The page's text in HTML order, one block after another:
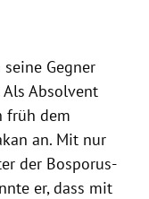
seine Gegner
Absolvent
früh dem
an. Mit nur
der Bosporus-
er, dass mit